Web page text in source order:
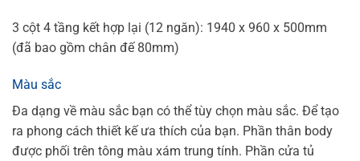
3 cột 4 tầng kết hợp lại (12 ngăn): 1940 x 960 x 500mm
(đã bao gồm chân đế 80mm)
Màu sắc
Đa dạng về màu sắc bạn có thể tùy chọn màu sắc. Để tạo
ra phong cách thiết kế ưa thích của bạn. Phần thân body
được phối trên tông màu xám trung tính. Phần cửa tủ